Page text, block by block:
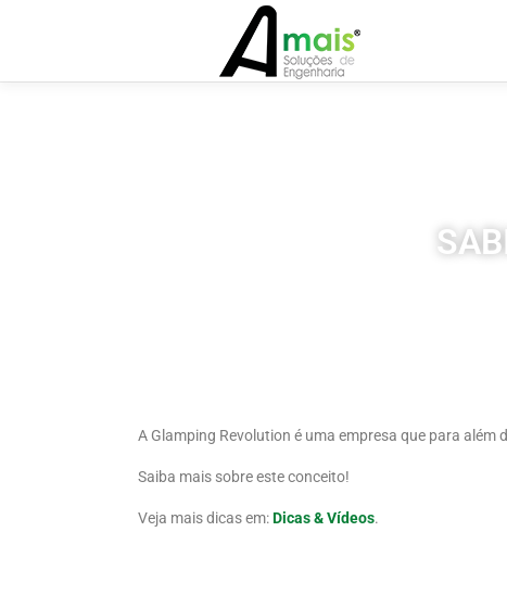
A Glamping Revolution é uma empresa que para
Saiba mais sobre este conceito!
Veja mais dicas em:Dicas & Vídeos.